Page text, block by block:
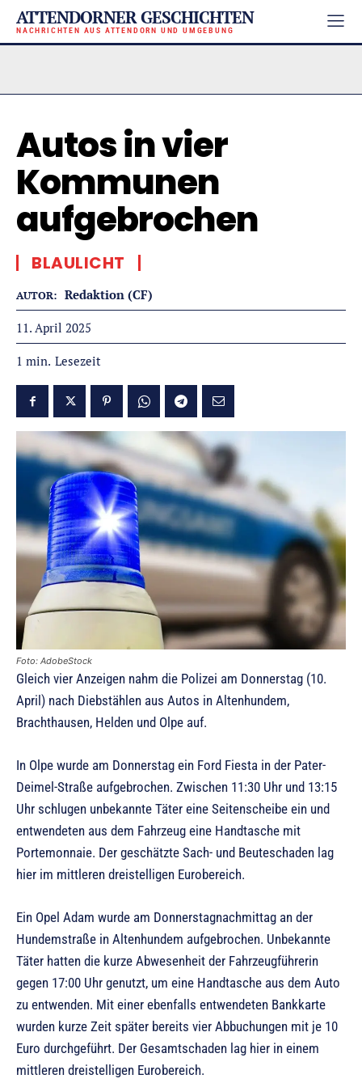
ATTENDORNER GESCHICHTEN
NACHRICHTEN AUS ATTENDORN UND UMGEBUNG
Autos in vier
Kommunen
aufgebrochen
BLAULICHT
AUTOR: Redaktion (CF)
11. April 2025
1 min. Lesezeit
Foto: AdobeStock
Gleich vier Anzeigen nahm die Polizei am Donnerstag (10.
April) nach Diebstählen aus Autos in Altenhundem,
Brachthausen, Helden und Olpe auf.
In Olpe wurde am Donnerstag ein Ford Fiesta in der Pater-
Deimel-Straße aufgebrochen. Zwischen 11:30 Uhr und 13:15
Uhr schlugen unbekannte Täter eine Seitenscheibe ein und
entwendeten aus dem Fahrzeug eine Handtasche mit
Portemonnaie. Der geschätzte Sach- und Beuteschaden lag
hier im mittleren dreistelligen Eurobereich.
Ein Opel Adam wurde am Donnerstagnachmittag an der
Hundemstraße in Altenhundem aufgebrochen. Unbekannte
Täter hatten die kurze Abwesenheit der Fahrzeugführerin
gegen 17:00 Uhr genutzt, um eine Handtasche aus dem Auto
zu entwenden. Mit einer ebenfalls entwendeten Bankkarte
wurden kurze Zeit später bereits vier Abbuchungen mit je 10
Euro durchgeführt. Der Gesamtschaden lag hier in einem
mittleren dreistelligen Eurobereich.